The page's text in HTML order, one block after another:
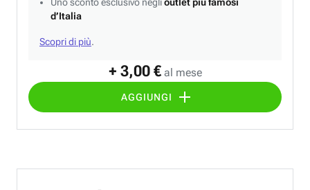
+ 3,00 € al mese
AGGIUNGI
d’Italia
Scopri di più.